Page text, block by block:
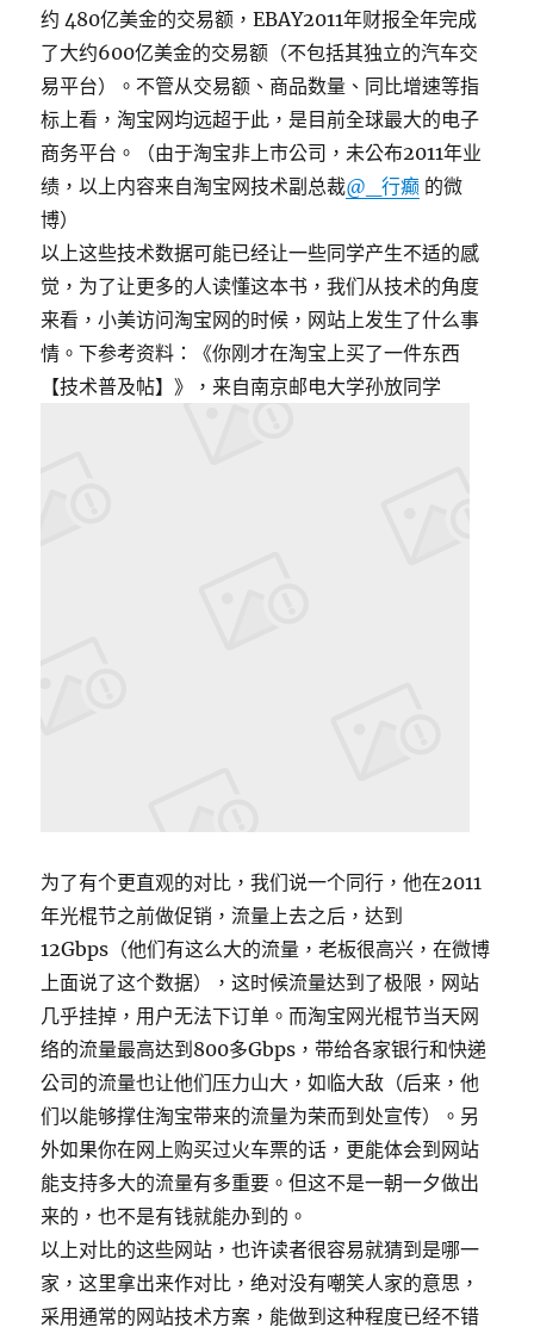
约 480亿美金的交易额，EBAY2011年财报全年完成
了大约600亿美金的交易额（不包括其独立的汽车交
易平台）。不管从交易额、商品数量、同比增速等指
标上看，淘宝网均远超于此，是目前全球最大的电子
商务平台。（由于淘宝非上市公司，未公布2011年业
绩，以上内容来自淘宝网技术副总裁@_行癫 的微
博）
以上这些技术数据可能已经让一些同学产生不适的感
觉，为了让更多的人读懂这本书，我们从技术的角度
来看，小美访问淘宝网的时候，网站上发生了什么事
情。下参考资料：《你刚才在淘宝上买了一件东西
【技术普及帖】》，来自南京邮电大学孙放同学
为了有个更直观的对比，我们说一个同行，他在2011
年光棍节之前做促销，流量上去之后，达到
12Gbps（他们有这么大的流量，老板很高兴，在微博
上面说了这个数据），这时候流量达到了极限，网站
几乎挂掉，用户无法下订单。而淘宝网光棍节当天网
络的流量最高达到800多Gbps，带给各家银行和快递
公司的流量也让他们压力山大，如临大敌（后来，他
们以能够撑住淘宝带来的流量为荣而到处宣传）。另
外如果你在网上购买过火车票的话，更能体会到网站
能支持多大的流量有多重要。但这不是一朝一夕做出
来的，也不是有钱就能办到的。
以上对比的这些网站，也许读者很容易就猜到是哪一
家，这里拿出来作对比，绝对没有嘲笑人家的意思，
采用通常的网站技术方案，能做到这种程度已经不错